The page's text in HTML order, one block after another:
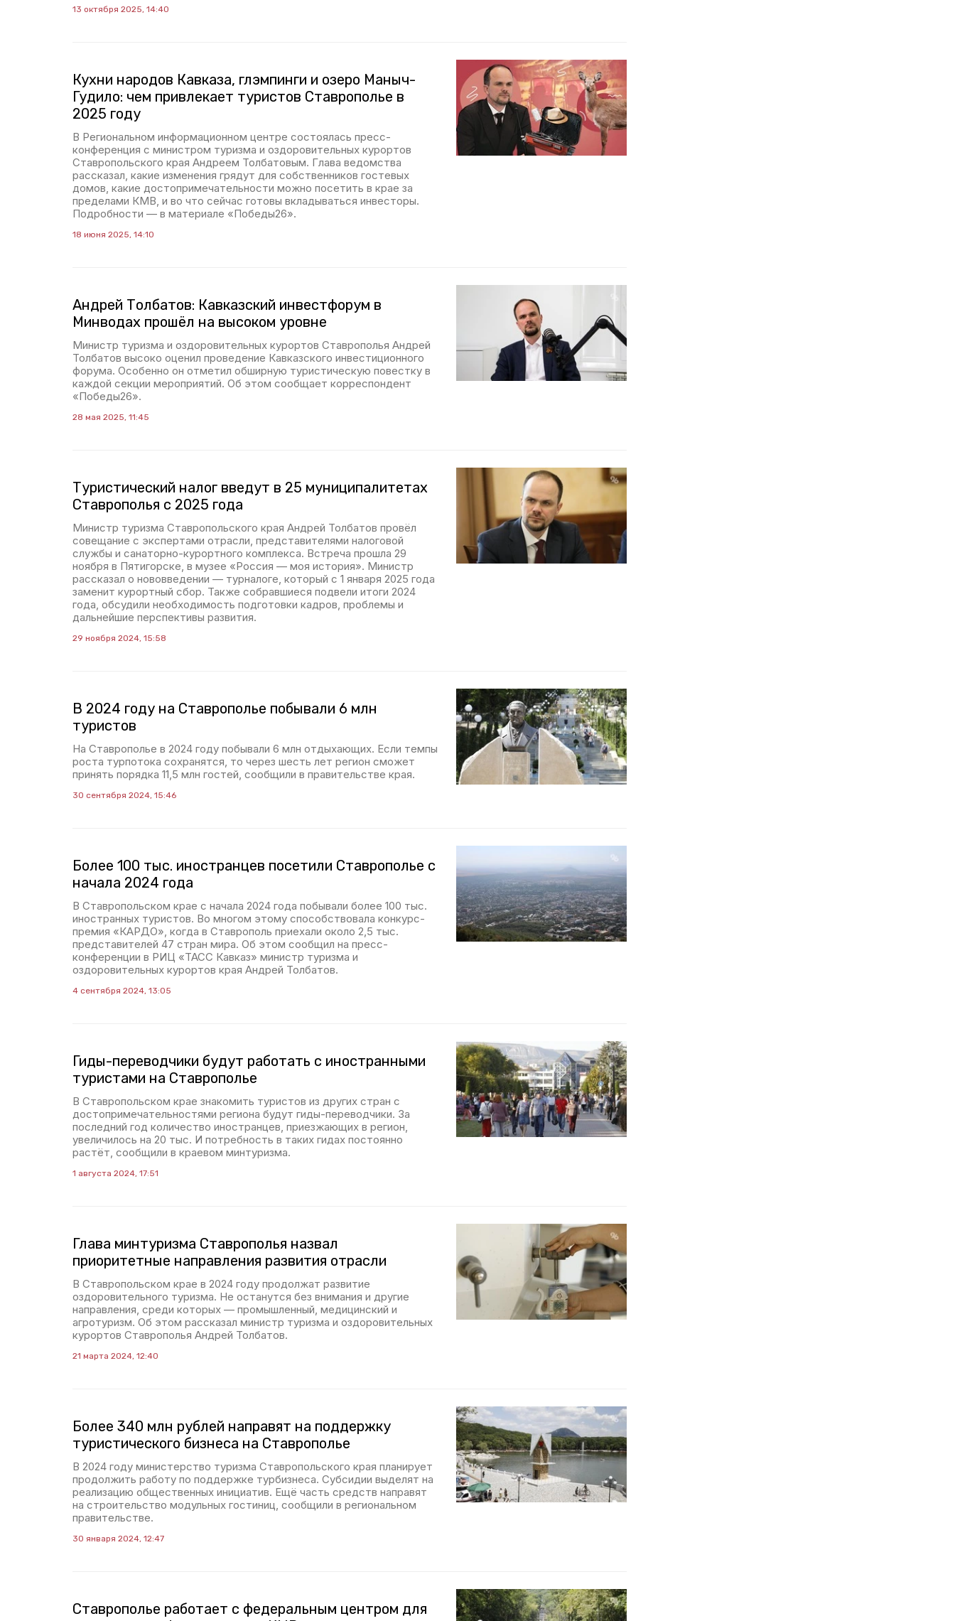
13 октября 2025, 14:40
Кухни народов Кавказа, глэмпинги и озеро Маныч-
Гудило: чем привлекает туристов Ставрополье в
2025 году
В Региональном информационном центре состоялась пресс-
конференция с министром туризма и оздоровительных курортов
Ставропольского края Андреем Толбатовым. Глава ведомства
рассказал, какие изменения грядут для собственников гостевых
домов, какие достопримечательности можно посетить в крае за
пределами КМВ, и во что сейчас готовы вкладываться инвесторы.
Подробности — в материале «Победы26».
18 июня 2025, 14:10
Андрей Толбатов: Кавказский инвестфорум в
Минводах прошёл на высоком уровне
Министр туризма и оздоровительных курортов Ставрополья Андрей
Толбатов высоко оценил проведение Кавказского инвестиционного
форума. Особенно он отметил обширную туристическую повестку в
каждой секции мероприятий. Об этом сообщает корреспондент
«Победы26».
28 мая 2025, 11:45
Туристический налог введут в 25 муниципалитетах
Ставрополья с 2025 года
Министр туризма Ставропольского края Андрей Толбатов провёл
совещание с экспертами отрасли, представителями налоговой
службы и санаторно-курортного комплекса. Встреча прошла 29
ноября в Пятигорске, в музее «Россия — моя история». Министр
рассказал о нововведении — турналоге, который с 1 января 2025 года
заменит курортный сбор. Также собравшиеся подвели итоги 2024
года, обсудили необходимость подготовки кадров, проблемы и
дальнейшие перспективы развития.
29 ноября 2024, 15:58
В 2024 году на Ставрополье побывали 6 млн
туристов
На Ставрополье в 2024 году побывали 6 млн отдыхающих. Если темпы
роста турпотока сохранятся, то через шесть лет регион сможет
принять порядка 11,5 млн гостей, сообщили в правительстве края.
30 сентября 2024, 15:46
Более 100 тыс. иностранцев посетили Ставрополье с
начала 2024 года
В Ставропольском крае с начала 2024 года побывали более 100 тыс.
иностранных туристов. Во многом этому способствовала конкурс-
премия «КАРДО», когда в Ставрополь приехали около 2,5 тыс.
представителей 47 стран мира. Об этом сообщил на пресс-
конференции в РИЦ «ТАСС Кавказ» министр туризма и
оздоровительных курортов края Андрей Толбатов.
4 сентября 2024, 13:05
Гиды-переводчики будут работать с иностранными
туристами на Ставрополье
В Ставропольском крае знакомить туристов из других стран с
достопримечательностями региона будут гиды-переводчики. За
последний год количество иностранцев, приезжающих в регион,
увеличилось на 20 тыс. И потребность в таких гидах постоянно
растёт, сообщили в краевом минтуризма.
1 августа 2024, 17:51
Глава минтуризма Ставрополья назвал
приоритетные направления развития отрасли
В Ставропольском крае в 2024 году продолжат развитие
оздоровительного туризма. Не останутся без внимания и другие
направления, среди которых — промышленный, медицинский и
агротуризм. Об этом рассказал министр туризма и оздоровительных
курортов Ставрополья Андрей Толбатов.
21 марта 2024, 12:40
Более 340 млн рублей направят на поддержку
туристического бизнеса на Ставрополье
В 2024 году министерство туризма Ставропольского края планирует
продолжить работу по поддержке турбизнеса. Субсидии выделят на
реализацию общественных инициатив. Ещё часть средств направят
на строительство модульных гостиниц, сообщили в региональном
правительстве.
30 января 2024, 12:47
Ставрополье работает с федеральным центром для